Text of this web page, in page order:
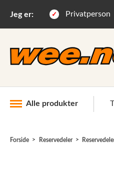
Jeg er: Privatperson
Alle produkter
Forside Reservedeler